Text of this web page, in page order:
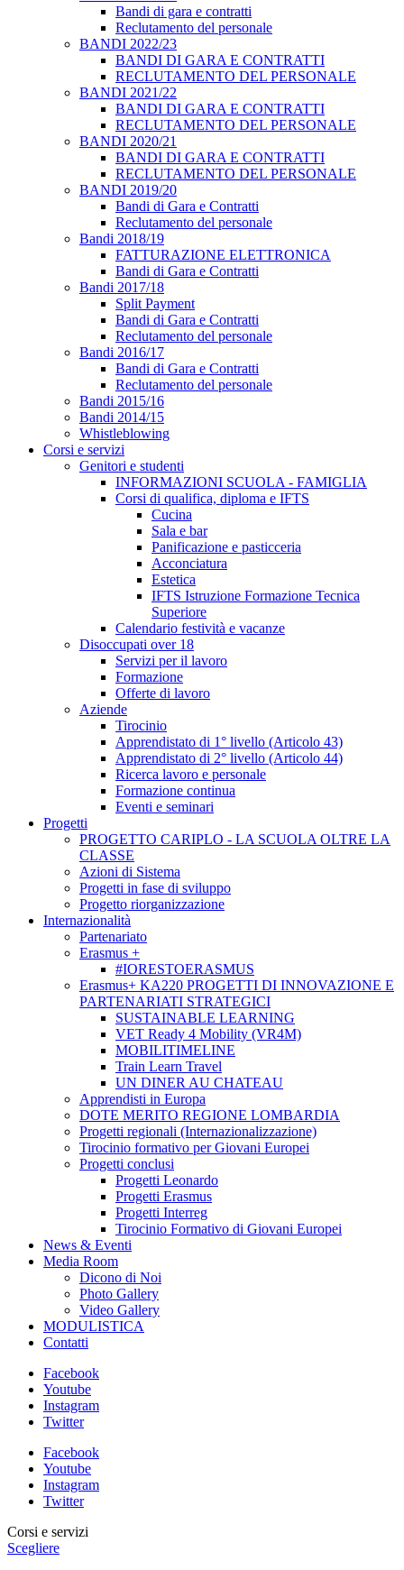
Bandi di gara e contratti
Reclutamento del personale
BANDI 2022/23
BANDI DI GARA E CONTRATTI
RECLUTAMENTO DEL PERSONALE
BANDI 2021/22
BANDI DI GARA E CONTRATTI
RECLUTAMENTO DEL PERSONALE
BANDI 2020/21
BANDI DI GARA E CONTRATTI
RECLUTAMENTO DEL PERSONALE
BANDI 2019/20
Bandi di Gara e Contratti
Reclutamento del personale
Bandi 2018/19
FATTURAZIONE ELETTRONICA
Bandi di Gara e Contratti
Bandi 2017/18
Split Payment
Bandi di Gara e Contratti
Reclutamento del personale
Bandi 2016/17
Bandi di Gara e Contratti
Reclutamento del personale
Bandi 2015/16
Bandi 2014/15
Whistleblowing
Corsi e servizi
Genitori e studenti
INFORMAZIONI SCUOLA - FAMIGLIA
Corsi di qualifica, diploma e IFTS
Cucina
Sala e bar
Panificazione e pasticceria
Acconciatura
Estetica
IFTS Istruzione Formazione Tecnica
Superiore
Calendario festività e vacanze
Disoccupati over 18
Servizi per il lavoro
Formazione
Offerte di lavoro
Aziende
Tirocinio
Apprendistato di 1° livello (Articolo 43)
Apprendistato di 2° livello (Articolo 44)
Ricerca lavoro e personale
Formazione continua
Eventi e seminari
Progetti
PROGETTO CARIPLO - LA SCUOLA OLTRE LA
CLASSE
Azioni di Sistema
Progetti in fase di sviluppo
Progetto riorganizzazione
Internazionalità
Partenariato
Erasmus +
#IORESTOERASMUS
Erasmus+ KA220 PROGETTI DI INNOVAZIONE E
PARTENARIATI STRATEGICI
SUSTAINABLE LEARNING
VET Ready 4 Mobility (VR4M)
MOBILITIMELINE
Train Learn Travel
UN DINER AU CHATEAU
Apprendisti in Europa
DOTE MERITO REGIONE LOMBARDIA
Progetti regionali (Internazionalizzazione)
Tirocinio formativo per Giovani Europei
Progetti conclusi
Progetti Leonardo
Progetti Erasmus
Progetti Interreg
Tirocinio Formativo di Giovani Europei
News & Eventi
Media Room
Dicono di Noi
Photo Gallery
Video Gallery
MODULISTICA
Contatti
Facebook
Youtube
Instagram
Twitter
Facebook
Youtube
Instagram
Twitter
Corsi e servizi
Scegliere